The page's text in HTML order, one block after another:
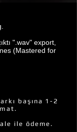
".wav" export,
(Mastered for
başına 1-2
ile ödeme.